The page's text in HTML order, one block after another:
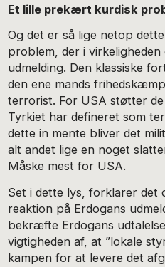
Et lille prekært kurdisk
Og det er så lige netop
problem, der i
udmelding. Den klassiske
den ene mands
terrorist. For USA støtter
Tyrkiet har defineret som
dette in mente bliver det
alt andet lige en noget
Måske mest for USA.
Set i dette lys, forklarer det
reaktion på Erdogans
bekræfte Erdogans
vigtigheden af, at ”lokale
kampen for at levere det